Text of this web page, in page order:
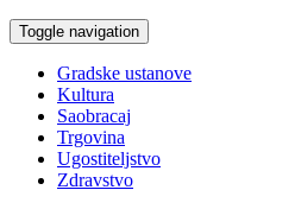
Toggle navigation
Gradske ustanove
Kultura
Saobracaj
Trgovina
Ugostiteljstvo
Zdravstvo